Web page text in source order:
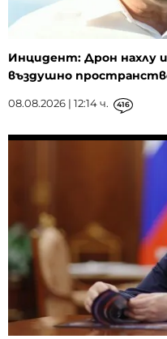
Инцидент: Дрон нахлу
въздушно
08.08.2026 | 12:14 ч. 416